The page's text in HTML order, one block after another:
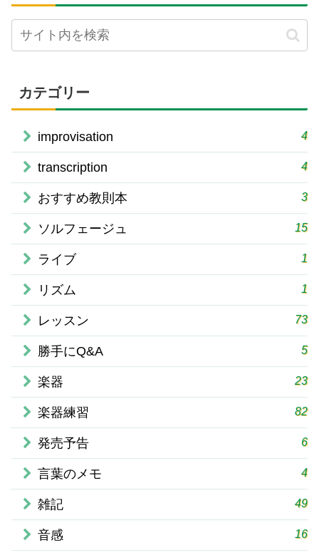
カテゴリー
improvisation 4
transcription 4
おすすめ教則本 3
ソルフェージュ 15
ライブ 1
リズム 1
レッスン 73
勝手にQ&A 5
楽器 23
楽器練習 82
発売予告 6
言葉のメモ 4
雑記 49
音感 16